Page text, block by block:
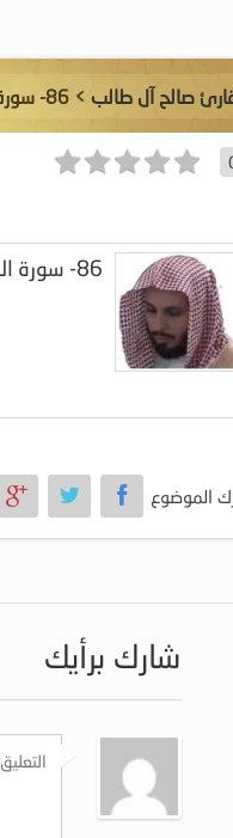
صالح آل طالب > 86- سورة الطارق
86- سورة الطارق
الموضوع
شارك برأيك